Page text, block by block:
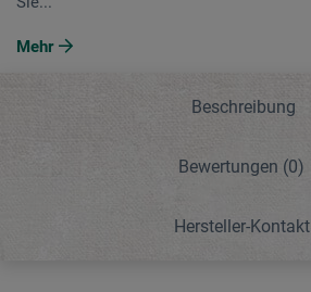
Mehr
Beschreibung
Bewertungen (0)
Hersteller-Kontakt